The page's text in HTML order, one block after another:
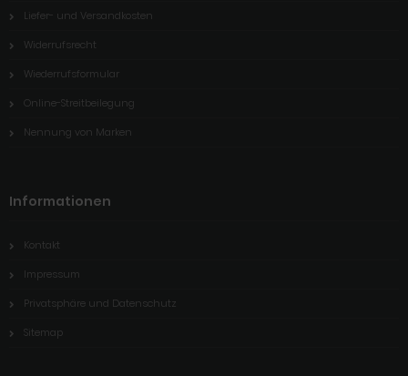
Liefer- und Versandkosten
Widerrufsrecht
Wiederrufsformular
Online-Streitbeilegung
Nennung von Marken
Informationen
Kontakt
Impressum
Privatsphäre und Datenschutz
Sitemap